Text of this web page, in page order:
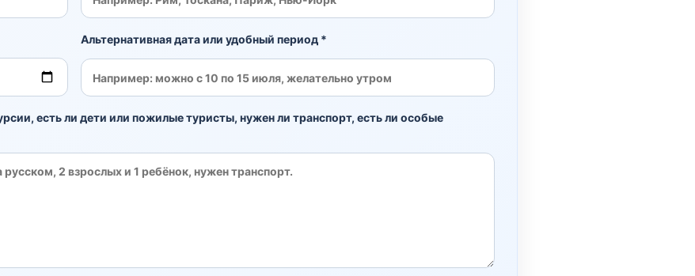
Альтернативная дата или удобный период *
есть ли дети или пожилые туристы, нужен ли транспорт, есть ли особые